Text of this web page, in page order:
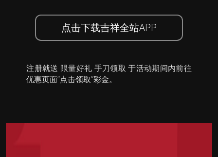
点击下载吉祥全站APP
注册就送 限量好礼 手刀领取 于活动期间内前往
优惠页面”点击领取”彩金。